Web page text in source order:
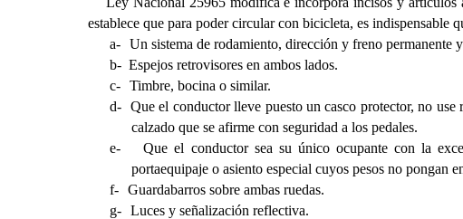
establece que para poder circular con bicicleta, es indispensable
a- Un sistema de rodamiento, dirección y freno permanente
b- Espejos retrovisores en ambos lados.
c- Timbre, bocina o similar.
d- Que el conductor lleve puesto un casco protector, no
calzado que se afirme con seguridad a los pedales.
e-
Que el conductor sea su único ocupante con la
portaequipaje o asiento especial cuyos pesos no pongan
f- Guardabarros sobre ambas ruedas.
g- Luces y señalización reflectiva.